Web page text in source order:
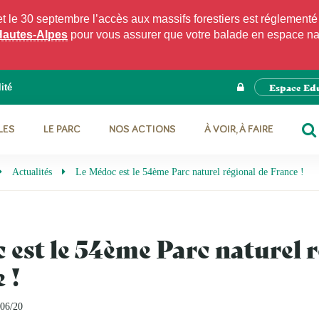
30 septembre l’accès aux massifs forestiers est
Alpes pour vous assurer que votre balade en espace
Espace
LE PARC NOS ACTIONS
À VOIR, À FAIRE
Actualités Le Médoc est le 54ème Parc naturel régional de France !
est le 54ème Parc naturel
!
20